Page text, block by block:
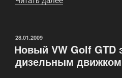
мощность
и
ОПУБЛИКОВАНО
28.01.2009
Новый VW Golf GTD
дизельным